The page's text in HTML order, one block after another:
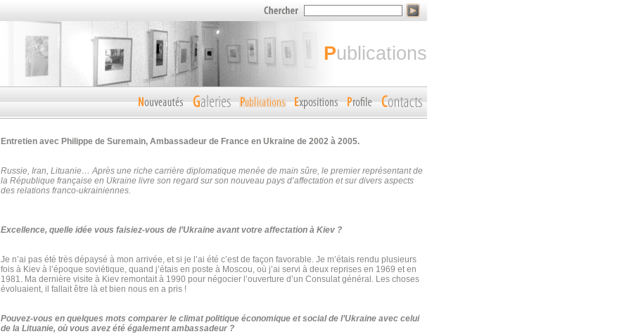
publications
Entretien avec Philippe de Suremain, Ambassadeur de France en Ukraine de 2002 à 2005.
Russie, Iran, Lituanie… Après une riche carrière diplomatique menée de main sûre, le premier représentant de
la République française en Ukraine livre son regard sur son nouveau pays d’affectation et sur divers aspects
des relations franco-ukrainiennes.
Excellence, quelle idée vous faisiez-vous de l’Ukraine avant votre affectation à Kiev ?
Je n’ai pas été très dépaysé à mon arrivée, et si je l’ai été c’est de façon favorable. Je m’étais rendu plusieurs
fois à Kiev à l’époque soviétique, quand j’étais en poste à Moscou, où j’ai servi à deux reprises en 1969 et en
1981. Ma dernière visite à Kiev remontait à 1990 pour négocier l’ouverture d’un Consulat général. Les choses
évoluaient, il fallait être là et bien nous en a pris !
Pouvez-vous en quelques mots comparer le climat politique économique et social de l’Ukraine avec celui
de la Lituanie, où vous avez été également ambassadeur ?